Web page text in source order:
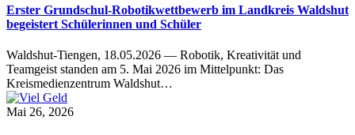
Erster Grundschul-Robotikwettbewerb im Landkreis Waldshut
begeistert Schülerinnen und Schüler
Waldshut-Tiengen, 18.05.2026 — Robotik, Kreativität und
Teamgeist standen am 5. Mai 2026 im Mittelpunkt: Das
Kreismedienzentrum Waldshut…
Mai 26, 2026